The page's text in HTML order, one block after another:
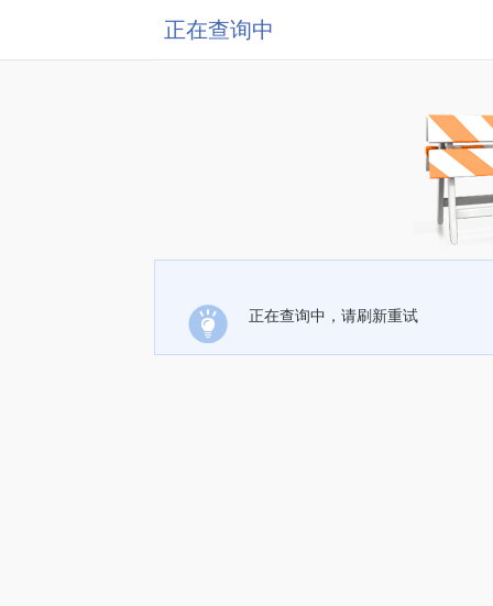
正在查询中
正在查询中，请刷新重试